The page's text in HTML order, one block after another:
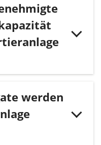
werden